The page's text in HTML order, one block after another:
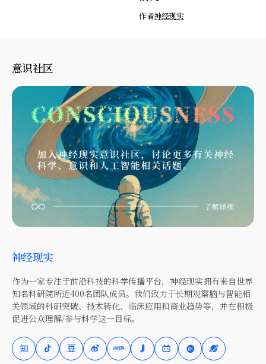
作者神经现实
意识社区
神经现实
作为一家专注于前沿科技的科学传播平台，神经现实拥有来自世界
知名科研院所近400名团队成员。我们致力于长期观察脑与智能相
关领域的科研突破、技术转化、临床应用和商业趋势等，并在积极
促进公众理解/参与科学这一目标。